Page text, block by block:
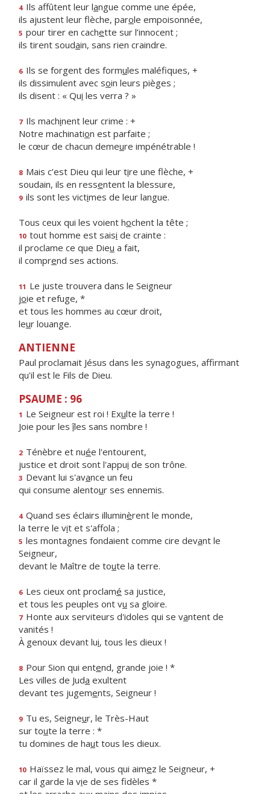
4 Ils affûtent leur langue comme une épée,
ils ajustent leur flèche, parole empoisonnée,
5 pour tirer en cachette sur l’innocent ;
ils tirent soudain, sans rien craindre.
6 Ils se forgent des formules maléfiques, +
ils dissimulent avec soin leurs pièges ;
ils disent : « Qui les verra ? »
7 Ils machinent leur crime : +
Notre machination est parfaite ;
le cœur de chacun demeure impénétrable !
8 Mais c’est Dieu qui leur tire une flèche, +
soudain, ils en ressentent la blessure,
9 ils sont les victimes de leur langue.
Tous ceux qui les voient hochent la tête ;
10 tout homme est saisi de crainte :
il proclame ce que Dieu a fait,
il comprend ses actions.
11 Le juste trouvera dans le Seigneur
joie et refuge, *
et tous les hommes au cœur droit,
leur louange.
ANTIENNE
Paul proclamait Jésus dans les synagogues, affirmant
qu'il est le Fils de Dieu.
PSAUME : 96
1 Le Seigneur est roi ! Exulte la terre !
Joie pour lesîles sans nombre !
2 Ténèbre et nuée l'entourent,
justice et droit sont l'appui de son trône.
3 Devant lui s'avance un feu
qui consume alentour ses ennemis.
4 Quand ses éclairs illuminèrent le monde,
la terre le vit et s'affola ;
5 les montagnes fondaient comme cire devant le
Seigneur,
devant le Maître de toute la terre.
6 Les cieux ont proclamé sa justice,
et tous les peuples ont vu sa gloire.
7 Honte aux serviteurs d'idoles qui se vantent de
vanités !
À genoux devant lui, tous les dieux !
8 Pour Sion qui entend, grande joie ! *
Les villes de Juda exultent
devant tes jugements, Seigneur !
9 Tu es, Seigneur, le Très-Haut
sur toute la terre : *
tu domines de haut tous les dieux.
10 Haïssez le mal, vous qui aimez le Seigneur, +
car il garde la vie de ses fidèles *